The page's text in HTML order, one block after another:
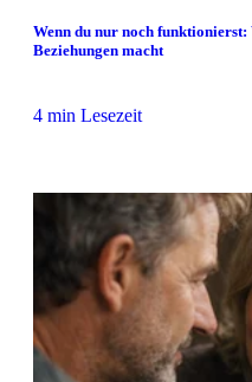
Wenn du nur noch
Beziehungen macht
4 min Lesezeit